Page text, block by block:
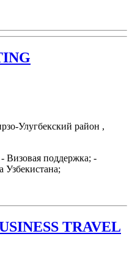
Улугбекский район ,
Визовая поддержка; -
Узбекистана;
TRAVEL